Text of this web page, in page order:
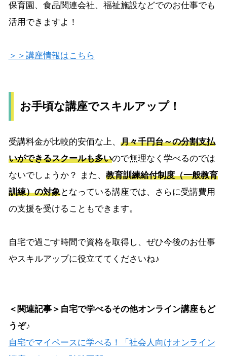
保育園、食品関連会社、福祉施設などでのお仕事でも
活用できますよ！
＞＞講座情報はこちら
お手頃な講座でスキルアップ！
受講料金が比較的安価な上、 月々千円台～の分割支払
いができるスクールも多いので無理なく学べるのでは
ないでしょうか？ また、 教育訓練給付制度（一般教育
訓練）の対象となっている講座では、さらに受講費用
の支援を受けることもできます。
自宅で過ごす時間で資格を取得し、ぜひ今後のお仕事
やスキルアップに役立ててくださいね♪
＜関連記事＞自宅で学べるその他オンライン講座もど
うぞ♪
自宅でマイペースに学べる！「社会人向けオンライン